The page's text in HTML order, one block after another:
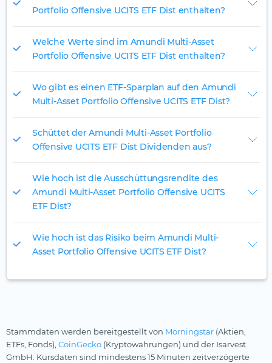
Portfolio Offensive UCITS ETF Dist enthalten?
Welche Werte sind im Amundi Multi-Asset
Portfolio Offensive UCITS ETF Dist enthalten?
Wo gibt es einen ETF-Sparplan auf den Amundi
Multi-Asset Portfolio Offensive UCITS ETF Dist?
Schüttet der Amundi Multi-Asset Portfolio
Offensive UCITS ETF Dist Dividenden aus?
Wie hoch ist die Ausschüttungsrendite des
Amundi Multi-Asset Portfolio Offensive UCITS
ETF Dist?
Wie hoch ist das Risiko beim Amundi Multi-
Asset Portfolio Offensive UCITS ETF Dist?
Stammdaten werden bereitgestellt von Morningstar (Aktien,
ETFs, Fonds), CoinGecko (Kryptowährungen) und der Isarvest
GmbH. Kursdaten sind mindestens 15 Minuten zeitverzögerte